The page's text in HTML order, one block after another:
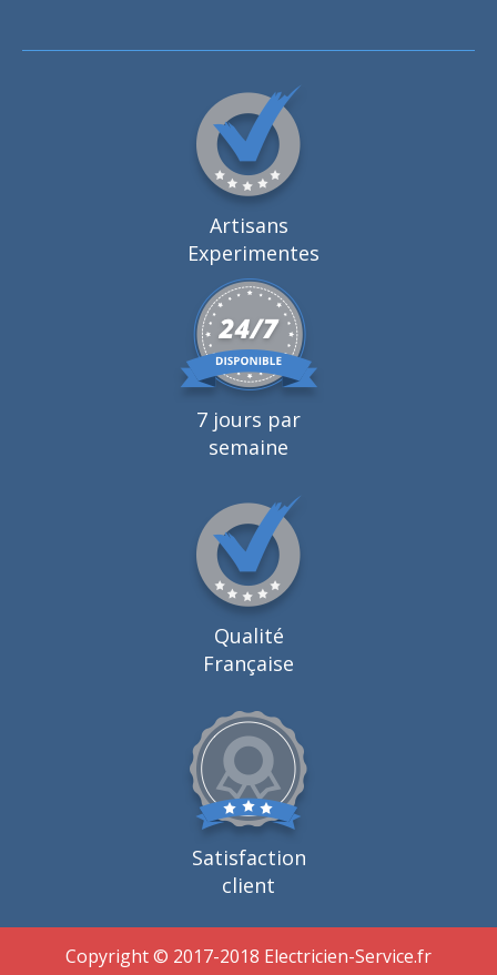
Artisans
Experimentes
7 jours par
semaine
Qualité
Française
Satisfaction
client
Copyright © 2017-2018 Electricien-Service.fr